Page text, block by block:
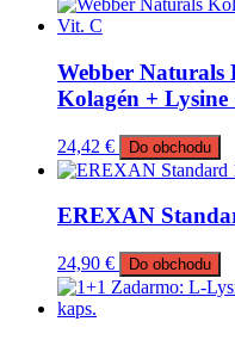
Webber Naturals
Kolagén + Lysine
24,42 € Do obchodu
EREXAN
24,90 € Do obchodu